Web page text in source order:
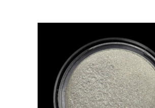
Международная доставка
Вы можете заказать доставку заказа
Доступные способы доставки
Международная доставка
доставка Новой Почтой / Nova Post